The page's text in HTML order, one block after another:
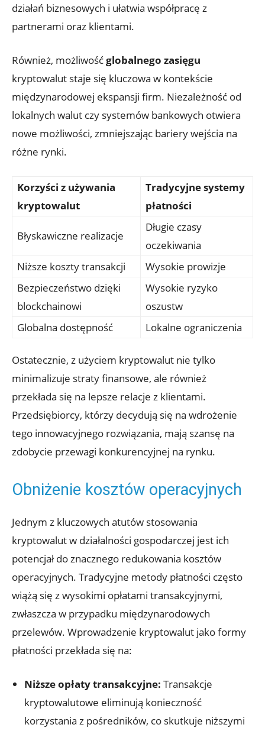
działań biznesowych ‌i ⁢ułatwia współpracę z ​
partnerami oraz klientami.
Również, możliwośćglobalnego zasięgu
kryptowalut⁤ staje się kluczowa w ⁢kontekście⁢
międzynarodowej ekspansji firm. Niezależność od
lokalnych walut czy systemów bankowych otwiera
nowe możliwości, zmniejszając bariery wejścia na
różne rynki.
Korzyści ⁤z używania
kryptowalut
Tradycyjne systemy
płatności
Błyskawiczne ‍realizacje
Długie czasy
oczekiwania
Niższe koszty⁢ transakcji
Wysokie prowizje
Bezpieczeństwo dzięki
blockchainowi
Wysokie ryzyko
oszustw
Globalna dostępność
Lokalne ⁣ograniczenia
Ostatecznie, z użyciem kryptowalut ⁢nie tylko⁤
minimalizuje straty finansowe, ale również
przekłada​ się na lepsze‍ relacje z klientami.
Przedsiębiorcy, którzy decydują ‍się na wdrożenie
tego ‍innowacyjnego rozwiązania, mają szansę na
zdobycie przewagi konkurencyjnej na rynku.
Obniżenie ⁣kosztów operacyjnych
Jednym z kluczowych ⁣atutów stosowania
kryptowalut w działalności‍ gospodarczej jest ich
potencjał do znacznego redukowania​ kosztów
operacyjnych. Tradycyjne metody płatności​ często
wiążą się z wysokimi opłatami ‍transakcyjnymi,
zwłaszcza⁣ w przypadku⁢ międzynarodowych
⁢przelewów. Wprowadzenie kryptowalut jako formy
płatności ⁣przekłada się ⁢na:
Niższe opłaty transakcyjne: ⁣Transakcje⁢
kryptowalutowe eliminują konieczność
korzystania z pośredników, co skutkuje niższymi